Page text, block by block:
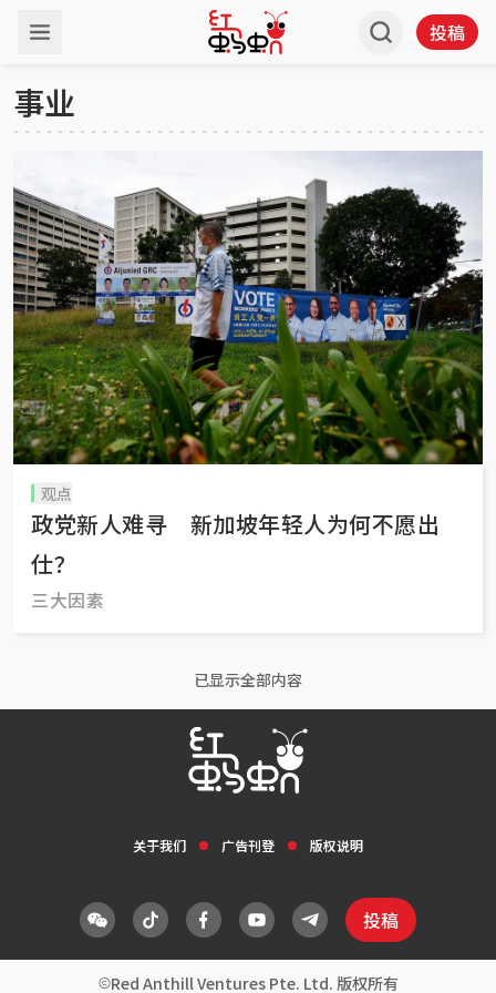
投稿
事业
观点
政党新人难寻 新加坡年轻人为何不愿出
仕？
三大因素
已显示全部内容
关于我们 广告刊登 版权说明
投稿
Red Anthill Ventures Pte. Ltd. 版权所有